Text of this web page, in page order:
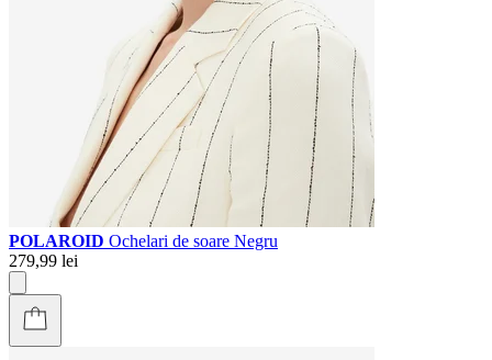
POLAROID Ochelari de soare Negru
279,99 lei